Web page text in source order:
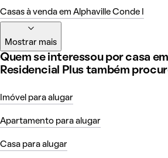
Casas à venda em Alphaville Conde I
Mostrar mais
Quem se interessou por casa
Residencial Plus também
Imóvel para alugar
Apartamento para alugar
Casa para alugar